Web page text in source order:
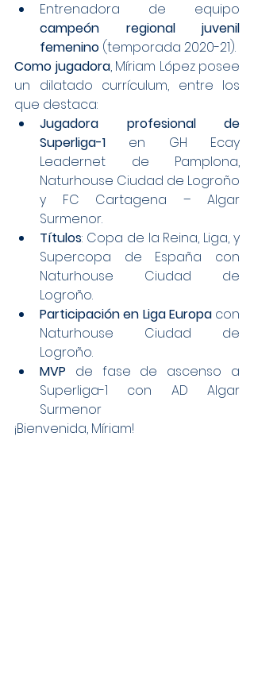
campeón regional juvenil
femenino (temporada 2020-21).
Como jugadora, Míriam López posee
un dilatado currículum, entre los
que destaca:
Jugadora profesional de
Superliga-1 en GH Ecay
Leadernet de Pamplona,
Naturhouse Ciudad de Logroño
y FC Cartagena – Algar
Surmenor.
Títulos: Copa de la Reina, Liga, y
Supercopa de España con
Naturhouse Ciudad de
Logroño.
Participación en Liga Europa con
Naturhouse Ciudad de
Logroño.
MVP de fase de ascenso a
Superliga-1 con AD Algar
Surmenor
¡Bienvenida, Míriam!